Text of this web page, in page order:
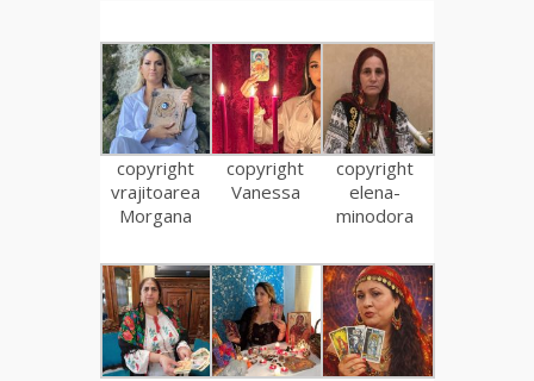
copyright
vrajitoarea
Morgana
copyright
Vanessa
copyright
elena-
minodora